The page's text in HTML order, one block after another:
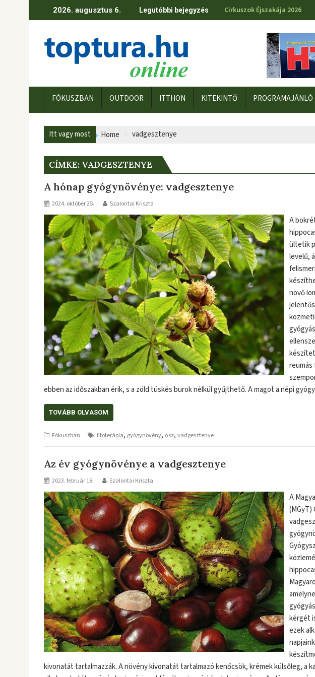
2026. augusztus 6. Legutóbbi bejegyzés Cirkuszok Éjszakája 2026
FÓKUSZBAN OUTDOOR ITTHON KITEKINTŐ PROGRAMAJÁNLÓ
Itt vagy most Home vadgesztenye
CÍMKE: VADGESZTENYE
A hónap gyógynövénye: vadgesztenye
2024. október 25. Szalontai Kriszta
A
ültetik
levelű,
növő
reumás
ebben az időszakban érik, s a zöld tüskés burok nélkül gyűjthető. A magot a népi
TOVÁBB OLVASOM
Fókuszban fitoterápia, gyógynövény, ősz, vadgesztenye
Az év gyógynövénye a vadgesztenye
2023. február 18. Szalontai Kriszta
A
(MGyT)
kérgét
ezek
kivonatát tartalmazzák. A növény kivonatát tartalmazó kenőcsök, krémek külsőleg, a